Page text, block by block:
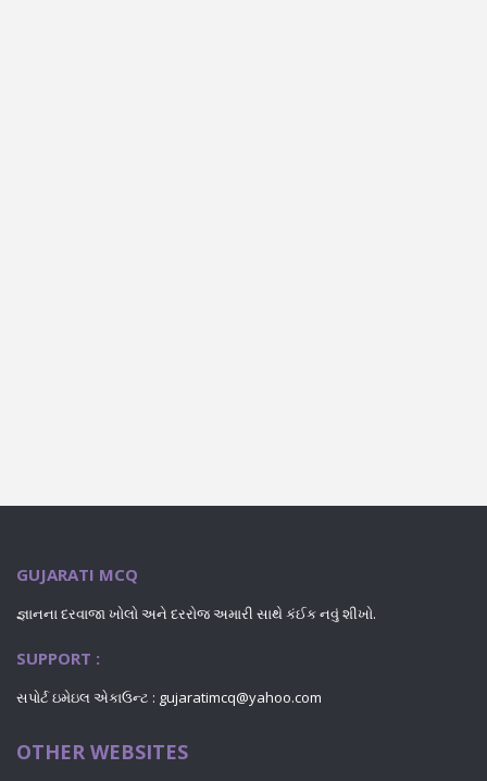
GUJARATI MCQ
જ્ઞાનના દરવાજા ખોલો અને દરરોજ અમારી સાથે કંઈક નવું શીખો.
SUPPORT :
સપોર્ટ ઇમેઇલ એકાઉન્ટ : gujaratimcq@yahoo.com
OTHER WEBSITES